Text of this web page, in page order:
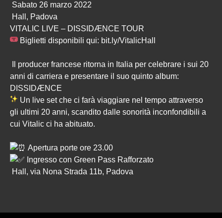
Sabato 26 marzo 2022
Hall, Padova
VITALIC LIVE – DISSIDÆNCE TOUR
Biglietti disponibili qui: bit.ly/VitalicHall
Il producer francese ritorna in Italia per celebrare i sui 20
anni di carriera e presentare il suo quinto album:
DISSIDÆNCE
Un live set che ci farà viaggiare nel tempo attraverso
gli ultimi 20 anni, scandito dalle sonorità inconfondibili a
cui Vitalic ci ha abituato.
Apertura porte ore 23.00
Ingresso con Green Pass Rafforzato
Hall, via Nona Strada 11b, Padova